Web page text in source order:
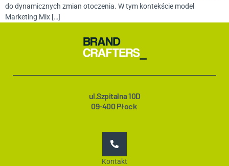
do dynamicznych zmian otoczenia. W tym kontekście model
Marketing Mix […]
ul.Szpitalna 10D
09-400 Płock
Kontakt